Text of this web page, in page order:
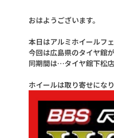
おはようございます。
本日はアルミホイールフ
今回は広島県のタイヤ館
同期間は…タイヤ館下松
ホイールは取り寄せにな